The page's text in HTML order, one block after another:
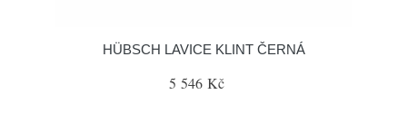
HÜBSCH LAVICE KLINT ČERNÁ
5 546 Kč